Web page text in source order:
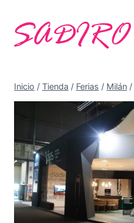
contenido
Inicio / Tienda / Ferias / Milán /